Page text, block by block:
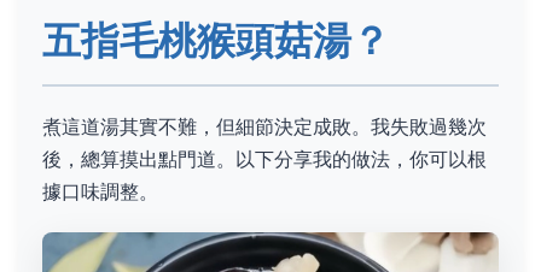
五指毛桃猴頭菇湯？
煮這道湯其實不難，但細節決定成敗。我失敗過幾次
後，總算摸出點門道。以下分享我的做法，你可以根
據口味調整。